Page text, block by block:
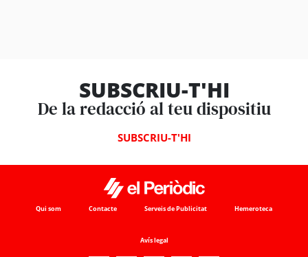
SUBSCRIU-T'HI
De la redacció al teu dispositiu
SUBSCRIU-T'HI
Qui som Contacte Serveis de Publicitat Hemeroteca
Avís legal